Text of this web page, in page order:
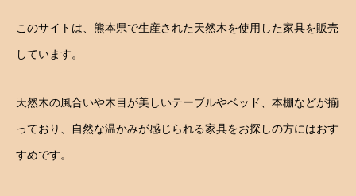
このサイトは、熊本県で生産された天然木を使用した家具を販売
しています。
天然木の風合いや木目が美しいテーブルやベッド、本棚などが揃
っており、自然な温かみが感じられる家具をお探しの方にはおす
すめです。